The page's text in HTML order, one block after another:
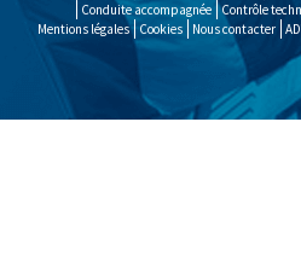
Conduite accompagnée Contrôle
Mentions légales
Cookies Nous contacter